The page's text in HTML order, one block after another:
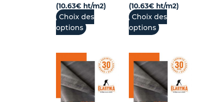
(10.63€ ht/m2)
Choix des
options
(10.63€ ht/m2)
Choix des
options